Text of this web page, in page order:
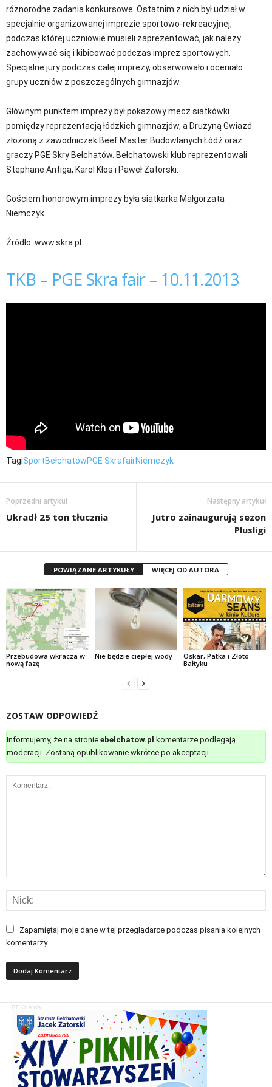
różnorodne zadania konkursowe. Ostatnim z nich był udział w
specjalnie organizowanej imprezie sportowo-rekreacyjnej,
podczas której uczniowie musieli zaprezentować, jak należy
zachowywać się i kibicować podczas imprez sportowych.
Specjalne jury podczas całej imprezy, obserwowało i oceniało
grupy uczniów z poszczególnych gimnazjów.
Głównym punktem imprezy był pokazowy mecz siatkówki
pomiędzy reprezentacją łódzkich gimnazjów, a Drużyną Gwiazd
złożoną z zawodniczek Beef Master Budowlanych Łódź oraz
graczy PGE Skry Bełchatów. Bełchatowski klub reprezentowali
Stephane Antiga, Karol Kłos i Paweł Zatorski.
Gościem honorowym imprezy była siatkarka Małgorzata
Niemczyk.
Źródło: www.skra.pl
TKB – PGE Skra fair – 10.11.2013
TagiSportBełchatówPGE SkrafairNiemczyk
Poprzedni artykuł
Ukradł 25 ton tłucznia
Następny artykuł
Jutro zainaugurują sezon
Plusligi
POWIĄZANE ARTYKUŁY WIĘCEJ OD AUTORA
Przebudowa wkracza w
nową fazę
Nie będzie ciepłej wody
Oskar, Patka i Złoto
Bałtyku
ZOSTAW ODPOWIEDŹ
Informujemy, że na stronie ebelchatow.pl
komentarze podlegają
moderacji. Zostaną opublikowanie wkrótce po akceptacji.
Zapamiętaj moje dane w tej przeglądarce podczas pisania kolejnych
komentarzy.
REKLAMA